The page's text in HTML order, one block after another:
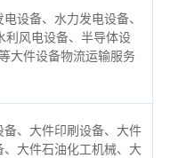
设备、水力发电设备、
利风电设备、半导体设
大件设备物流运输服务
、大件印刷设备、大件
大件石油化工机械、大